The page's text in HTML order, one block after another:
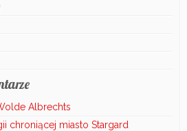
Albrechts
chroniącej miasto Stargard